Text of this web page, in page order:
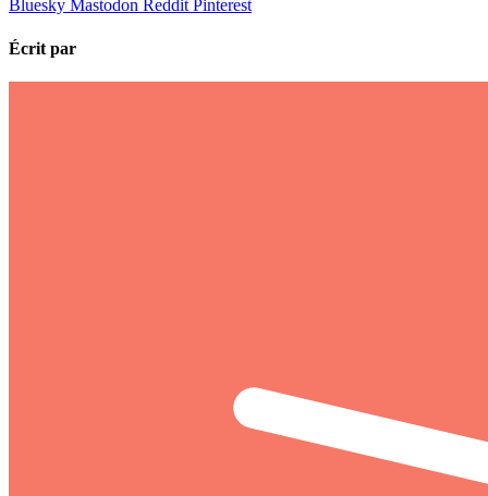
Bluesky Mastodon RedditPinterest
Écrit par